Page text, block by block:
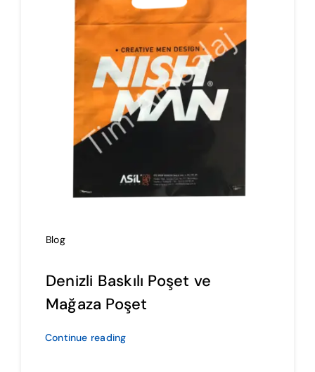
Blog
Denizli Baskılı Poşet ve
Mağaza Poşet
Continue reading